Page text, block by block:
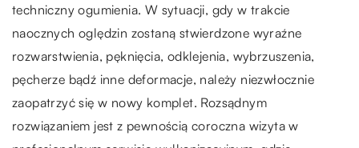
techniczny ogumienia. W sytuacji, gdy w trakcie
naocznych oględzin zostaną stwierdzone wyraźne
rozwarstwienia, pęknięcia, odklejenia, wybrzuszenia,
pęcherze bądź inne deformacje, należy niezwłocznie
zaopatrzyć się w nowy komplet. Rozsądnym
rozwiązaniem jest z pewnością coroczna wizyta w